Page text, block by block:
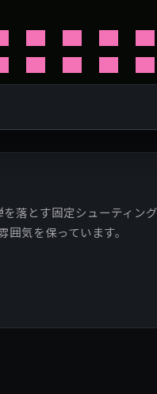
落とす固定シューティン
気を保っています。